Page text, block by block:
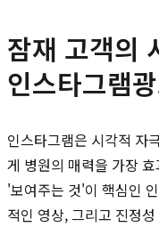
잠재 고객의
인스타그램
인스타그램은 시각적 자
게 병원의 매력을 가장
'보여주는 것'이 핵심인
적인 영상, 그리고 진정